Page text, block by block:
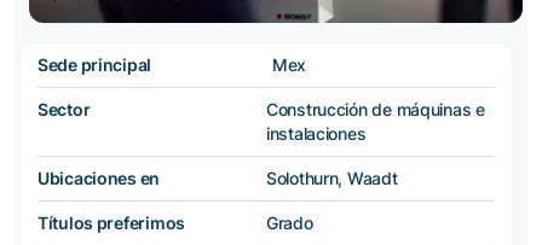
Sede principal Mex
Sector
Construcción de máquinas e
instalaciones
Ubicaciones en Solothurn, Waadt
Títulos preferimos Grado